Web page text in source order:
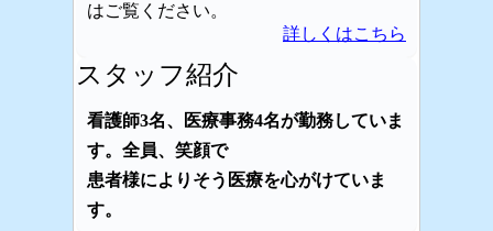
はご覧ください。
詳しくはこちら
スタッフ紹介
看護師3名、医療事務4名が勤務していま
す。全員、笑顔で
患者様によりそう医療を心がけていま
す。